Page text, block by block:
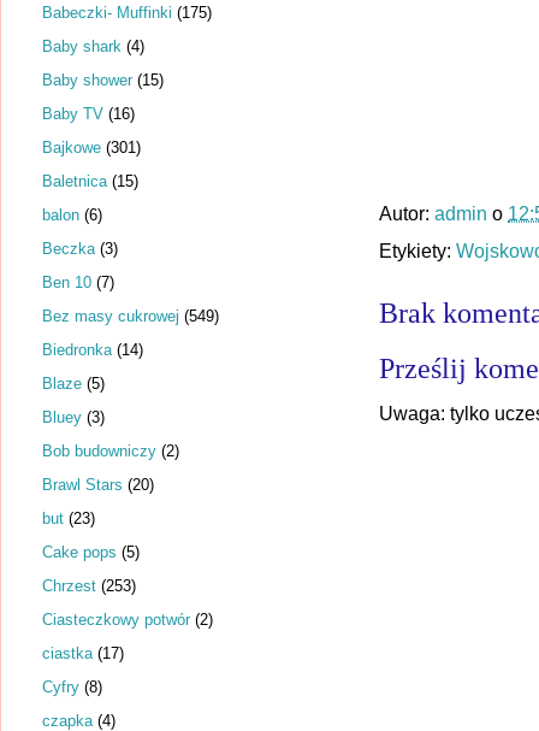
Autor: admin o
Etykiety:
Brak
Prześlij
Uwaga: tylko
Babeczki- Muffinki (175)
Baby shark (4)
Baby shower (15)
Baby TV (16)
Bajkowe (301)
Baletnica (15)
balon (6)
Beczka (3)
Ben 10 (7)
Bez masy cukrowej (549)
Biedronka (14)
Blaze (5)
Bluey (3)
Bob budowniczy (2)
Brawl Stars (20)
but (23)
Cake pops (5)
Chrzest (253)
Ciasteczkowy potwór (2)
ciastka (17)
Cyfry (8)
czapka (4)